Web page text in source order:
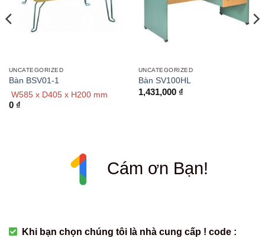
UNCATEGORIZED
Bàn BSV01-1
W585 x D405 x H200 mm
0 ₫
UNCATEGORIZED
Bàn SV100HL
1,431,000 ₫
Cám ơn Bạn!
Khi bạn chọn chúng tôi là nhà cung cấp ! code :